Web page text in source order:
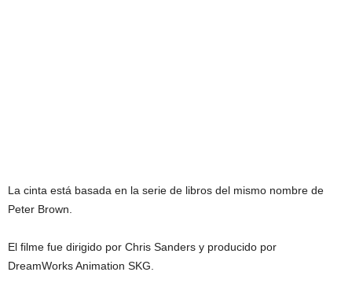
La cinta está basada en la serie de libros del mismo nombre de
Peter Brown.
El filme fue dirigido por Chris Sanders y producido por
DreamWorks Animation SKG.